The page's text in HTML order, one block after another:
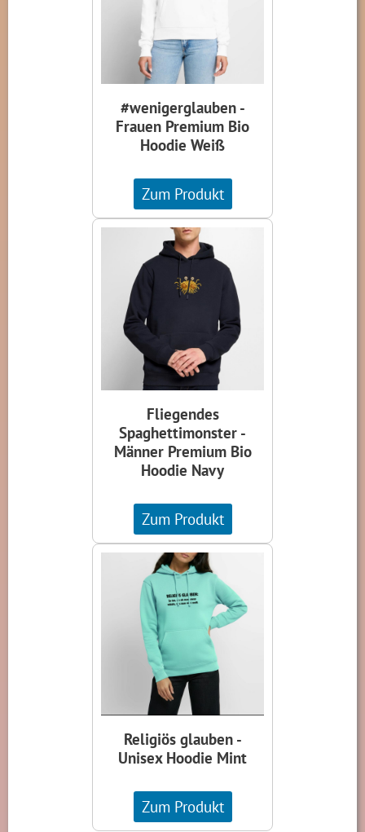
#wenigerglauben -
Frauen Premium Bio
Hoodie Weiß
Zum Produkt
Fliegendes
Spaghettimonster -
Männer Premium Bio
Hoodie Navy
Zum Produkt
Religiös glauben -
Unisex Hoodie Mint
Zum Produkt